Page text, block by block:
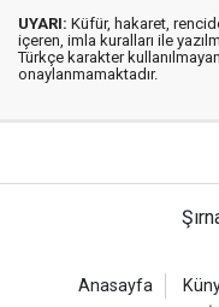
UYARI: Küfür, hakaret,
içeren, imla kuralları ile
Türkçe karakter
onaylanmamaktadır.
Anasayfa